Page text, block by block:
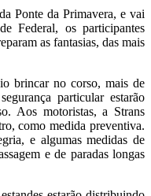
Ponte da Primavera, e vai
Federal, os participantes
as fantasias, das mais
brincar no corso, mais de
particular estarão
Aos motoristas, a Strans
como medida preventiva.
e algumas medidas de
e de paradas longas